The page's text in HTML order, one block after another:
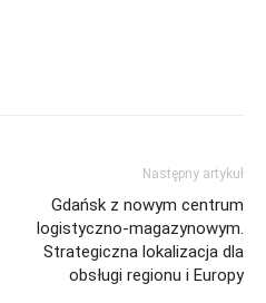
Następny artykuł
Gdańsk z nowym centrum
logistyczno-magazynowym.
Strategiczna lokalizacja dla
obsługi regionu i Europy